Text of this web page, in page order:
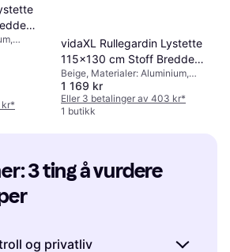
kr*
vidaXL Rullegardin Lystette
115x130 cm Stoff Bredde
110,7 cm Polyester
Beige, Materialer: Aluminium,
Polyester, Lystett
1 169 kr
Eller 3 betalinger av 403 kr*
1 butikk
3 ting å vurdere
og privatliv